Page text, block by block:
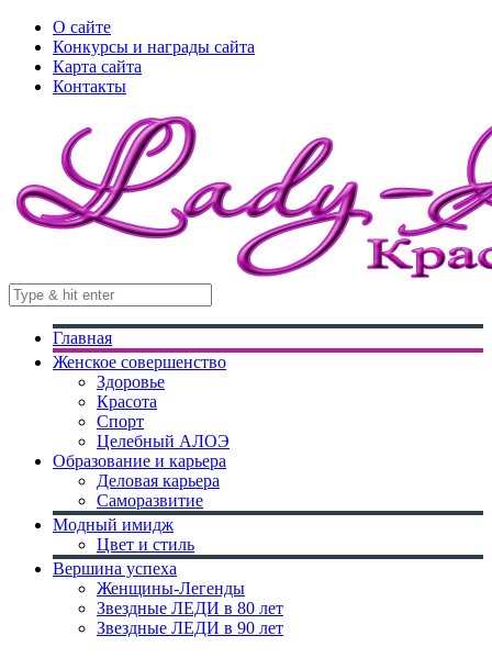
О сайте
Конкурсы и награды сайта
Карта сайта
Контакты
Главная
Женское совершенство
Здоровье
Красота
Спорт
Целебный АЛОЭ
Образование и карьера
Деловая карьера
Саморазвитие
Модный имидж
Цвет и стиль
Вершина успеха
Женщины-Легенды
Звездные ЛЕДИ в 80 лет
Звездные ЛЕДИ в 90 лет